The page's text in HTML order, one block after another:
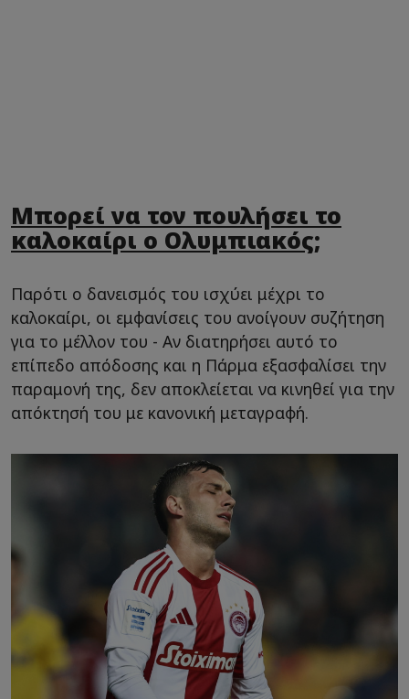
Μπορεί να τον πουλήσει το
καλοκαίρι ο Ολυμπιακός;
Παρότι ο δανεισμός του ισχύει μέχρι το
καλοκαίρι, οι εμφανίσεις του ανοίγουν συζήτηση
για το μέλλον του - Αν διατηρήσει αυτό το
επίπεδο απόδοσης και η Πάρμα εξασφαλίσει την
παραμονή της, δεν αποκλείεται να κινηθεί για την
απόκτησή του με κανονική μεταγραφή.